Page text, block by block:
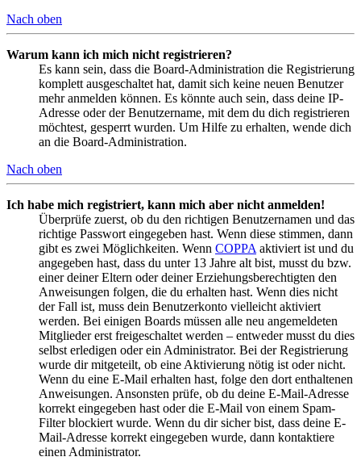
Nach oben
Warum kann ich mich nicht registrieren?
Es kann sein, dass die Board-Administration die Registrierung
komplett ausgeschaltet hat, damit sich keine neuen Benutzer
mehr anmelden können. Es könnte auch sein, dass deine IP-
Adresse oder der Benutzername, mit dem du dich registrieren
möchtest, gesperrt wurden. Um Hilfe zu erhalten, wende dich
an die Board-Administration.
Nach oben
Ich habe mich registriert, kann mich aber nicht anmelden!
Überprüfe zuerst, ob du den richtigen Benutzernamen und das
richtige Passwort eingegeben hast. Wenn diese stimmen, dann
gibt es zwei Möglichkeiten. Wenn COPPA aktiviert ist und du
angegeben hast, dass du unter 13 Jahre alt bist, musst du bzw.
einer deiner Eltern oder deiner Erziehungsberechtigten den
Anweisungen folgen, die du erhalten hast. Wenn dies nicht
der Fall ist, muss dein Benutzerkonto vielleicht aktiviert
werden. Bei einigen Boards müssen alle neu angemeldeten
Mitglieder erst freigeschaltet werden – entweder musst du dies
selbst erledigen oder ein Administrator. Bei der Registrierung
wurde dir mitgeteilt, ob eine Aktivierung nötig ist oder nicht.
Wenn du eine E-Mail erhalten hast, folge den dort enthaltenen
Anweisungen. Ansonsten prüfe, ob du deine E-Mail-Adresse
korrekt eingegeben hast oder die E-Mail von einem Spam-
Filter blockiert wurde. Wenn du dir sicher bist, dass deine E-
Mail-Adresse korrekt eingegeben wurde, dann kontaktiere
einen Administrator.